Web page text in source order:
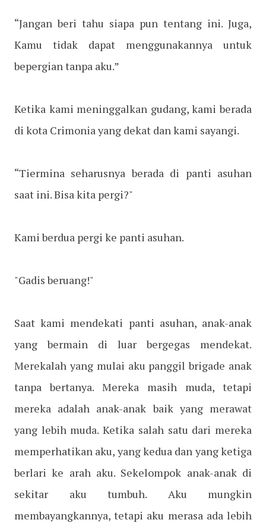
“Jangan beri tahu siapa pun tentang ini. Juga,
Kamu tidak dapat menggunakannya untuk
bepergian tanpa aku.”
Ketika kami meninggalkan gudang, kami berada
di kota Crimonia yang dekat dan kami sayangi.
“Tiermina seharusnya berada di panti asuhan
saat ini. Bisa kita pergi?"
Kami berdua pergi ke panti asuhan.
"Gadis beruang!"
Saat kami mendekati panti asuhan, anak-anak
yang bermain di luar bergegas mendekat.
Merekalah yang mulai aku panggil brigade anak
tanpa bertanya. Mereka masih muda, tetapi
mereka adalah anak-anak baik yang merawat
yang lebih muda. Ketika salah satu dari mereka
memperhatikan aku, yang kedua dan yang ketiga
berlari ke arah aku. Sekelompok anak-anak di
sekitar aku tumbuh. Aku mungkin
membayangkannya, tetapi aku merasa ada lebih